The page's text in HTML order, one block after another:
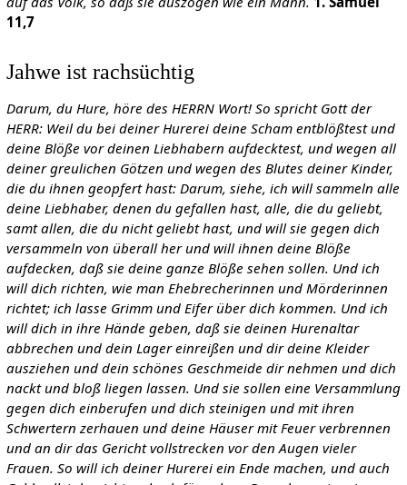
11,7
Jahwe ist rachsüchtig
Darum, du Hure, höre des HERRN Wort! So spricht Gott der
HERR: Weil du bei deiner Hurerei deine Scham entblößtest und
deine Blöße vor deinen Liebhabern aufdecktest, und wegen all
deiner greulichen Götzen und wegen des Blutes deiner Kinder,
die du ihnen geopfert hast: Darum, siehe, ich will sammeln alle
deine Liebhaber, denen du gefallen hast, alle, die du geliebt,
samt allen, die du nicht geliebt hast, und will sie gegen dich
versammeln von überall her und will ihnen deine Blöße
aufdecken, daß sie deine ganze Blöße sehen sollen. Und ich
will dich richten, wie man Ehebrecherinnen und Mörderinnen
richtet; ich lasse Grimm und Eifer über dich kommen. Und ich
will dich in ihre Hände geben, daß sie deinen Hurenaltar
abbrechen und dein Lager einreißen und dir deine Kleider
ausziehen und dein schönes Geschmeide dir nehmen und dich
nackt und bloß liegen lassen. Und sie sollen eine Versammlung
gegen dich einberufen und dich steinigen und mit ihren
Schwertern zerhauen und deine Häuser mit Feuer verbrennen
und an dir das Gericht vollstrecken vor den Augen vieler
Frauen. So will ich deiner Hurerei ein Ende machen, und auch